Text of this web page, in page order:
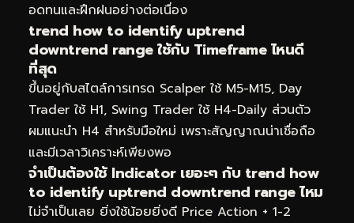
อดทนและฝึกฝนอย่างต่อเนื่อง
trend how to identify uptrend
downtrend range ใช้กับ Timeframe ไหนดี
ที่สุด
ขึ้นอยู่กับสไตล์การเทรด Scalper ใช้ M5-M15, Day
Trader ใช้ H1, Swing Trader ใช้ H4-Daily ส่วนตัว
ผมแนะนำ H4 สำหรับมือใหม่ เพราะสัญญาณน่าเชื่อถือ
และมีเวลาวิเคราะห์เพียงพอ
จำเป็นต้องใช้ Indicator เยอะๆ กับ trend how
to identify uptrend downtrend range ไหม
ไม่จำเป็นเลย ยิ่งใช้น้อยยิ่งดี Price Action + 1-2